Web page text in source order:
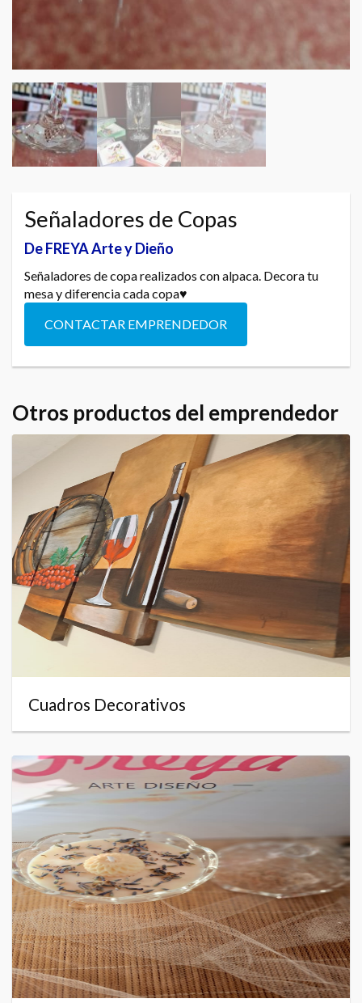
Señaladores de Copas
De FREYA Arte y Dieño
Señaladores de copa realizados con alpaca. Decora tu
mesa y diferencia cada copa♥
CONTACTAR EMPRENDEDOR
Otros productos del emprendedor
Cuadros Decorativos